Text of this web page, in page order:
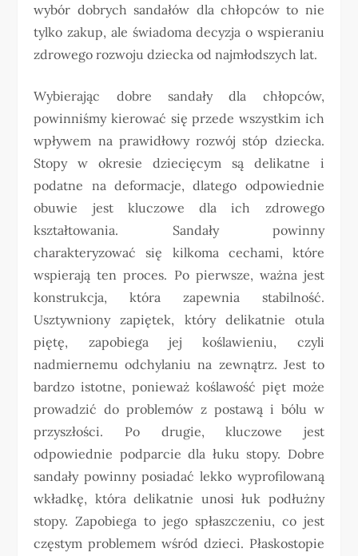
wybór dobrych sandałów dla chłopców to nie
tylko zakup, ale świadoma decyzja o wspieraniu
zdrowego rozwoju dziecka od najmłodszych lat.
Wybierając dobre sandały dla chłopców,
powinniśmy kierować się przede wszystkim ich
wpływem na prawidłowy rozwój stóp dziecka.
Stopy w okresie dziecięcym są delikatne i
podatne na deformacje, dlatego odpowiednie
obuwie jest kluczowe dla ich zdrowego
kształtowania. Sandały powinny
charakteryzować się kilkoma cechami, które
wspierają ten proces. Po pierwsze, ważna jest
konstrukcja, która zapewnia stabilność.
Usztywniony zapiętek, który delikatnie otula
piętę, zapobiega jej koślawieniu, czyli
nadmiernemu odchylaniu na zewnątrz. Jest to
bardzo istotne, ponieważ koślawość pięt może
prowadzić do problemów z postawą i bólu w
przyszłości. Po drugie, kluczowe jest
odpowiednie podparcie dla łuku stopy. Dobre
sandały powinny posiadać lekko wyprofilowaną
wkładkę, która delikatnie unosi łuk podłużny
stopy. Zapobiega to jego spłaszczeniu, co jest
częstym problemem wśród dzieci. Płaskostopie